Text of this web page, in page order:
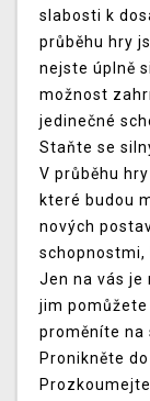
slabosti k
průběhu hry
nejste úplně
možnost
jedinečné
Staňte se
V průběhu
které budou
nových
schopnostmi,
Jen na vás je
jim
proměníte na
Pronikněte